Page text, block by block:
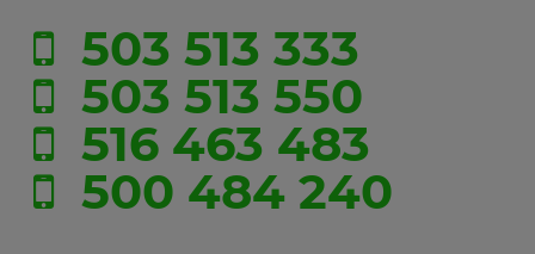
503 513 333
503 513 550
516 463 483
500 484 240